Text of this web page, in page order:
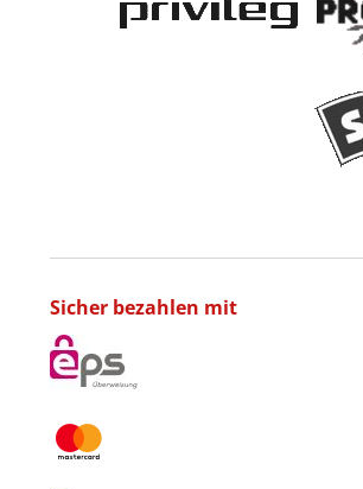
Sicher bezahlen mit